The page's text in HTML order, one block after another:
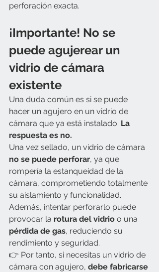
perforación exacta.
¡Importante! No se
puede agujerear un
vidrio de cámara
existente
Una duda común es si se puede
hacer un agujero en un vidrio de
cámara que ya está instalado. La
respuesta es no.
Una vez sellado, un vidrio de cámara
no se puede perforar, ya que
rompería la estanqueidad de la
cámara, comprometiendo totalmente
su aislamiento y funcionalidad.
Además, intentar perforarlo puede
provocar la rotura del vidrio o una
pérdida de gas, reduciendo su
rendimiento y seguridad.
👉 Por tanto, si necesitas un vidrio de
cámara con agujero, debe fabricarse